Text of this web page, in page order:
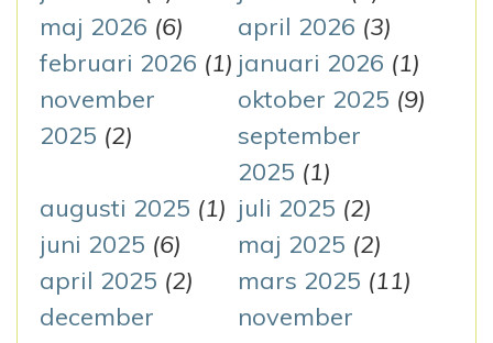
e
r
:
maj 2026 (6) april 2026 (3)
februari 2026 (1) januari 2026 (1)
november
2025 (2)
oktober 2025 (9)
september
2025 (1)
augusti 2025 (1) juli 2025 (2)
juni 2025 (6) maj 2025 (2)
april 2025 (2) mars 2025 (11)
december
november